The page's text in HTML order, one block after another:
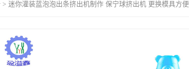
> 迷你灌装蓝泡泡出条挤出机制作 保宁球挤出机 更换模具方便